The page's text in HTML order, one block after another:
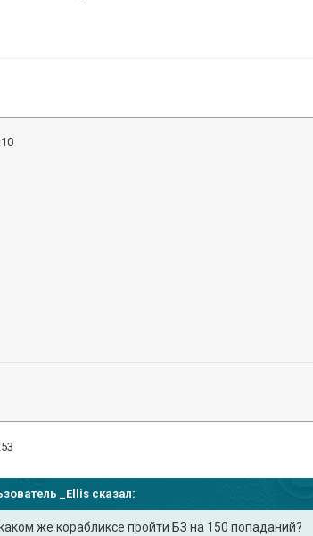
_Ellis сказал:
же корабликсе пройти БЗ на 150 попаданий?